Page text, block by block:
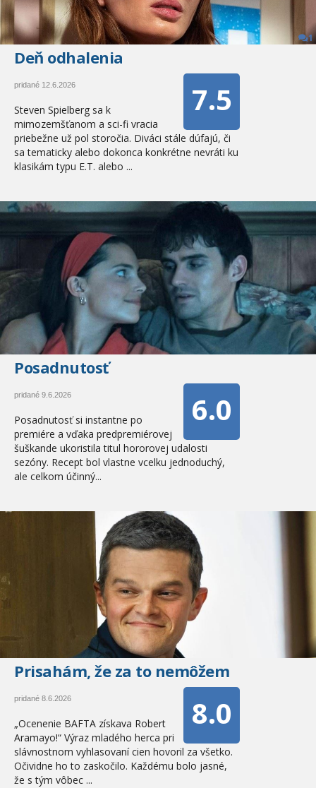
1
Deň odhalenia
7.5
pridané 12.6.2026
Steven Spielberg sa k
mimozemšťanom a sci-fi vracia
priebežne už pol storočia. Diváci stále dúfajú, či
sa tematicky alebo dokonca konkrétne nevráti ku
klasikám typu E.T. alebo ...
Posadnutosť
6.0
pridané 9.6.2026
Posadnutosť si instantne po
premiére a vďaka predpremiérovej
šuškande ukoristila titul hororovej udalosti
sezóny. Recept bol vlastne vcelku jednoduchý,
ale celkom účinný...
Prisahám, že za to nemôžem
8.0
pridané 8.6.2026
„Ocenenie BAFTA získava Robert
Aramayo!“ Výraz mladého herca pri
slávnostnom vyhlasovaní cien hovoril za všetko.
Očividne ho to zaskočilo. Každému bolo jasné,
že s tým vôbec ...